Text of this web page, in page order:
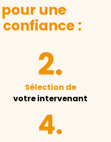
une
:
Sélection de
votre intervenant